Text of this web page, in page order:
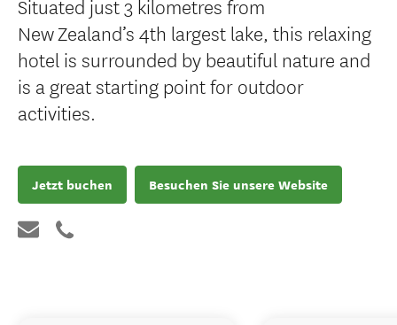
Situated just 3 kilometres from
New Zealand’s 4th largest lake, this relaxing
hotel is surrounded by beautiful nature and
is a great starting point for outdoor
activities.
Jetzt buchen Besuchen Sie unsere Website